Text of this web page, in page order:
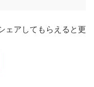
ェアしてもらえると更